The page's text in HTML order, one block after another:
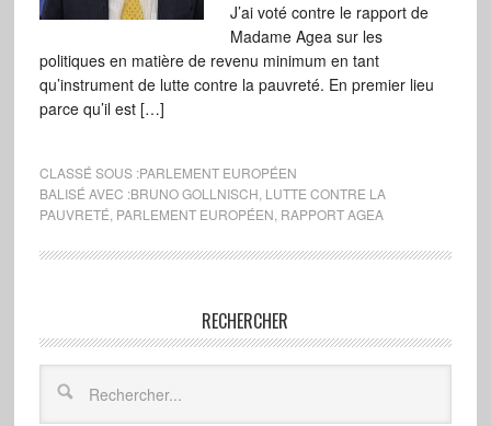
J’ai voté contre le rapport de
Madame Agea sur les
politiques en matière de revenu minimum en tant
qu’instrument de lutte contre la pauvreté. En premier lieu
parce qu’il est […]
CLASSÉ SOUS :PARLEMENT EUROPÉEN
BALISÉ AVEC :BRUNO GOLLNISCH LUTTE CONTRE LA
PAUVRETÉ PARLEMENT EUROPÉEN RAPPORT AGEA
RECHERCHER